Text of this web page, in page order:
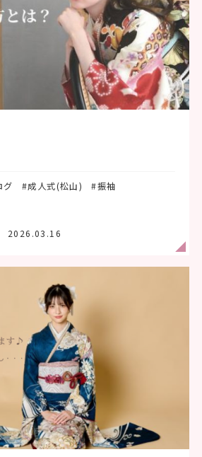
グ #成人式(松山)
#振袖
2026.03.16